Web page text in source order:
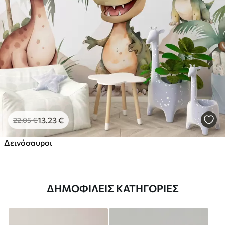
22.05€13 .23€
Δεινόσαυροι
ΔΗΜΟΦΙΛΕΊΣ ΚΑΤΗΓΟΡΊΕΣ